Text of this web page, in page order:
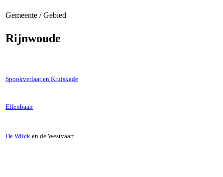
Gemeente / Gebied
Rijnwoude
Spookverlaat en Kruiskade
Elfenbaan
De Wilck en de Westvaart